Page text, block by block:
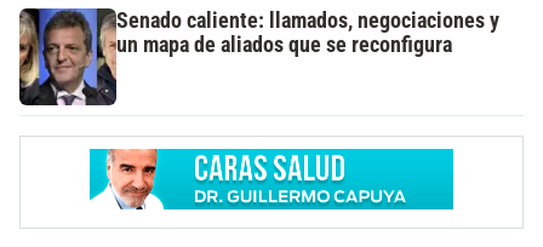
Senado caliente: llamados, negociaciones y
un mapa de aliados que se reconfigura